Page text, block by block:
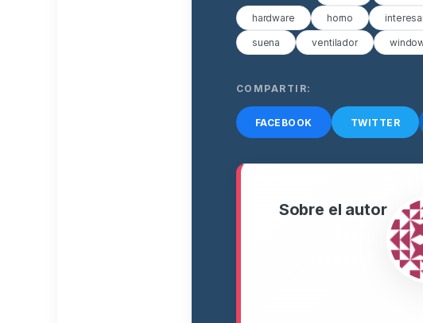
hardware horno
suena ventilador
COMPARTIR:
FACEBOOK TWITTER
Sobre el autor